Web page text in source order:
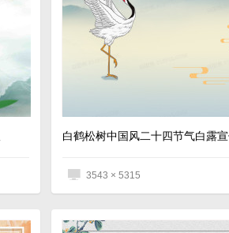
3543 × 5315